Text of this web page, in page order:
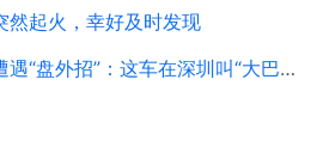
然起火，幸好及时发现
“盘外招”：这车在深圳叫“大巴”？